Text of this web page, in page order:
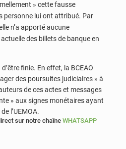
» cette fausse
personne lui ont attribué. Par
n’a apporté aucune
des billets de banque en
finie. En effet, la BCEAO
des poursuites judiciaires » à
de ces actes et messages
» aux signes monétaires ayant
l’UEMOA.
sur notre chaîne WHATSAPP